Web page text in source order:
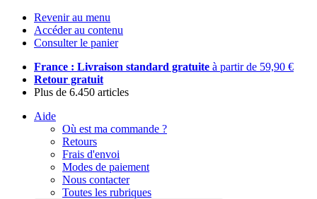
Revenir au menu
Accéder au contenu
Consulter le panier
France : Livraison standard gratuite à partir de 59,90 €
Retour gratuit
Plus de 6.450 articles
Aide
Où est ma commande ?
Retours
Frais d'envoi
Modes de paiement
Nous contacter
Toutes les rubriques